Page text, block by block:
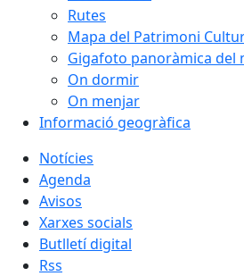
Rutes
Mapa del Patrimoni
Gigafoto panoràmica del
On dormir
On menjar
Informació geogràfica
Notícies
Agenda
Avisos
Xarxes socials
Butlletí digital
Rss